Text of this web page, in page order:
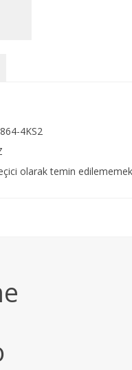
4KS2
olarak temin